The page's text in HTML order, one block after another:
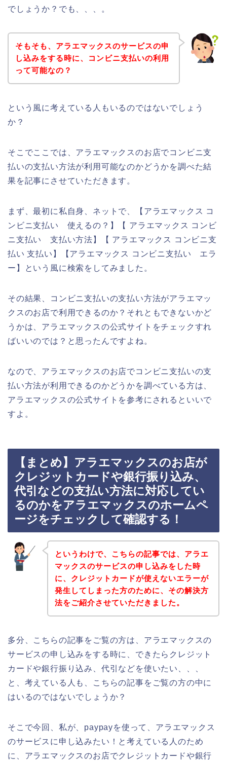
でしょうか？でも、、、。
そもそも、アラエマックスのサービスの申
し込みをする時に、コンビニ支払いの利用
って可能なの？
という風に考えている人もいるのではないでしょう
か？
そこでここでは、アラエマックスのお店でコンビニ支
払いの支払い方法が利用可能なのかどうかを調べた結
果を記事にさせていただきます。
まず、最初に私自身、ネットで、【アラエマックス コ
ンビニ支払い 使えるの？】【 アラエマックス コンビ
ニ支払い 支払い方法】【 アラエマックス コンビニ支
払い 支払い】【アラエマックス コンビニ支払い エラ
ー】という風に検索をしてみました。
その結果、コンビニ支払いの支払い方法がアラエマッ
クスのお店で利用できるのか？それともできないかど
うかは、アラエマックスの公式サイトをチェックすれ
ばいいのでは？と思ったんですよね。
なので、アラエマックスのお店でコンビニ支払いの支
払い方法が利用できるのかどうかを調べている方は、
アラエマックスの公式サイトを参考にされるといいで
すよ。
【まとめ】アラエマックスのお店が
クレジットカードや銀行振り込み、
代引などの支払い方法に対応してい
るのかをアラエマックスのホームペ
ージをチェックして確認する！
というわけで、こちらの記事では、アラエ
マックスのサービスの申し込みをした時
に、クレジットカードが使えないエラーが
発生してしまった方のために、その解決方
法をご紹介させていただきました。
多分、こちらの記事をご覧の方は、アラエマックスの
サービスの申し込みをする時に、できたらクレジット
カードや銀行振り込み、代引などを使いたい、、、
と、考えている人も、こちらの記事をご覧の方の中に
はいるのではないでしょうか？
そこで今回、私が、paypayを使って、アラエマックス
のサービスに申し込みたい！と考えている人のため
に、アラエマックスのお店でクレジットカードや銀行